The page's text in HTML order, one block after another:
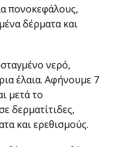
πονοκεφάλους,
δέρματα και
νερό,
έλαια. Αφήνουμε 7
μετά το
δερματίτιδες,
και ερεθισμούς.